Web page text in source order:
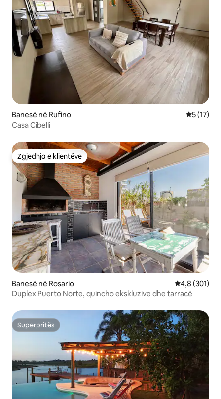
Banesë në Rufino Vlerësimi
5 (17)
Casa Cibelli
Zgjedhja e klientëve
Zgjedhja e klientëve
Banesë në Rosario Vlerësimi
4,8 (301)
Duplex Puerto Norte, quincho ekskluzive dhe tarracë
Superpritës
Superpritës